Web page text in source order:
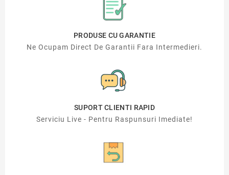
PRODUSE CU GARANTIE
Ne Ocupam Direct De Garantii Fara Intermedieri.
SUPORT CLIENTI RAPID
Serviciu Live - Pentru Raspunsuri Imediate!